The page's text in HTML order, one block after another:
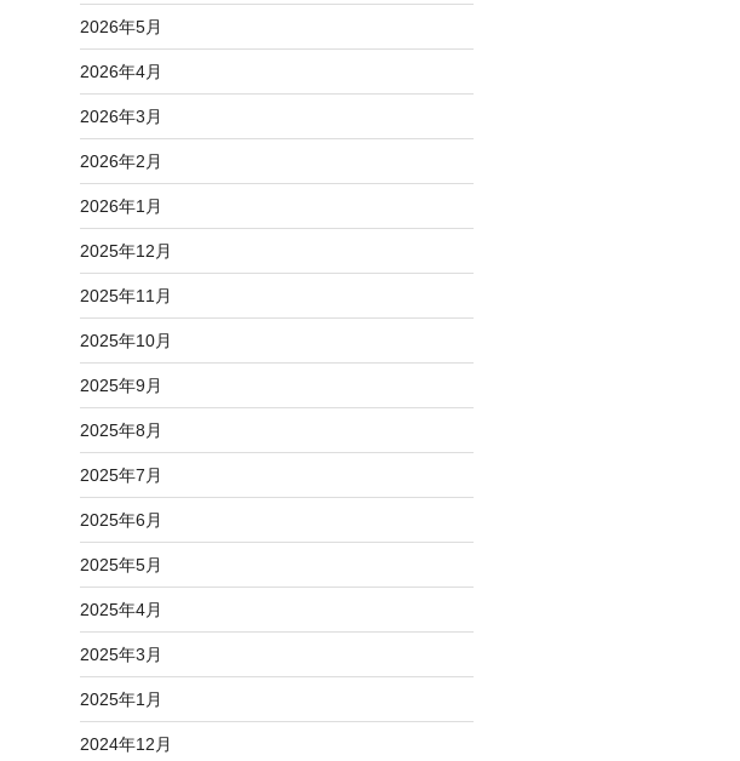
2026年5月
2026年4月
2026年3月
2026年2月
2026年1月
2025年12月
2025年11月
2025年10月
2025年9月
2025年8月
2025年7月
2025年6月
2025年5月
2025年4月
2025年3月
2025年1月
2024年12月